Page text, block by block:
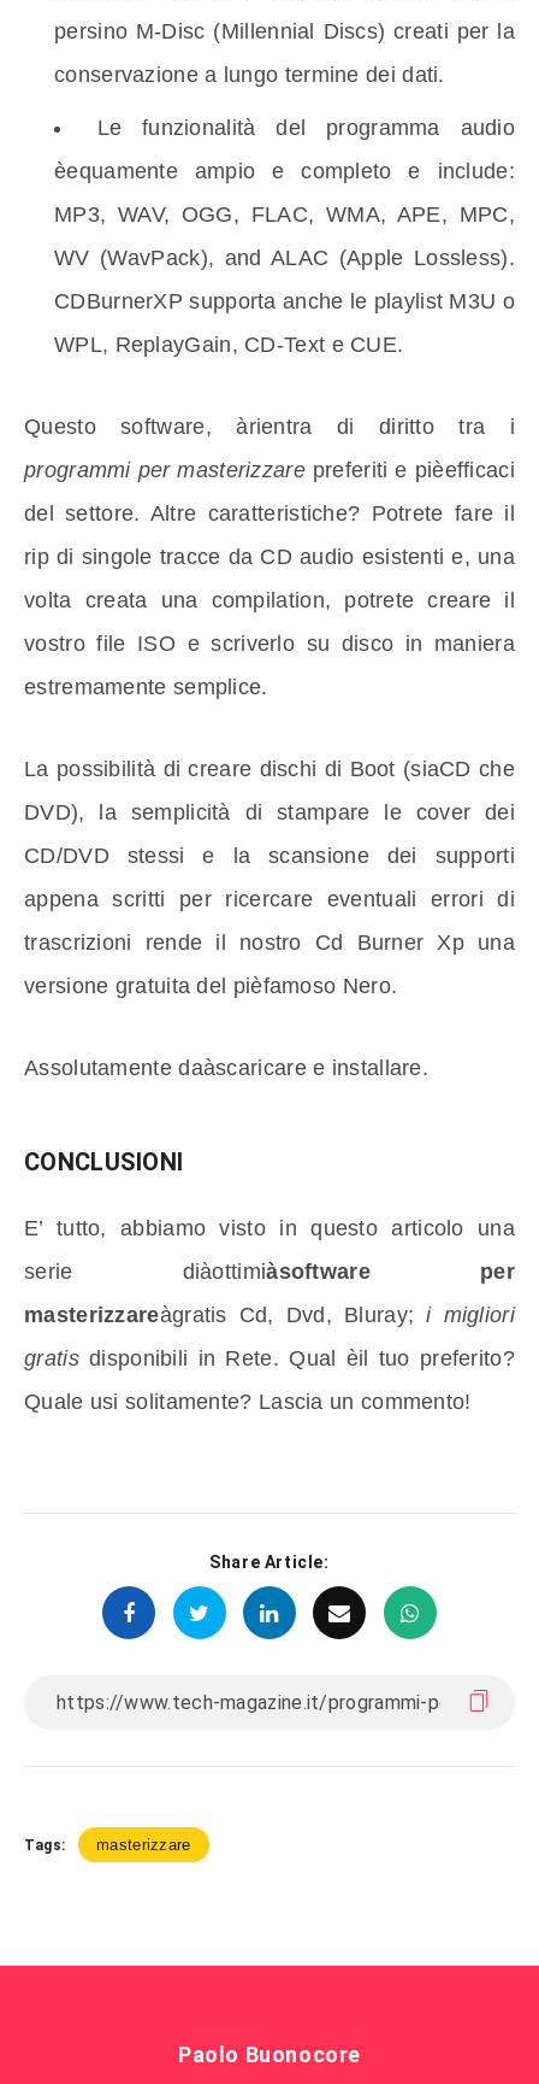
persino M-Disc (Millennial Discs) creati per la
conservazione a lungo termine dei dati.
Le funzionalità del programma audio
èequamente ampio e completo e include:
MP3, WAV, OGG, FLAC, WMA, APE, MPC,
WV (WavPack), and ALAC (Apple Lossless).
CDBurnerXP supporta anche le playlist M3U o
WPL, ReplayGain, CD-Text e CUE.
Questo software, àrientra di diritto tra i
programmi per masterizzare preferiti e pièefficaci
del settore. Altre caratteristiche? Potrete fare il
rip di singole tracce da CD audio esistenti e, una
volta creata una compilation, potrete creare il
vostro file ISO e scriverlo su disco in maniera
estremamente semplice.
La possibilità di creare dischi di Boot (siaCD che
DVD), la semplicità di stampare le cover dei
CD/DVD stessi e la scansione dei supporti
appena scritti per ricercare eventuali errori di
trascrizioni rende il nostro Cd Burner Xp una
versione gratuita del pièfamoso Nero.
Assolutamente daàscaricare e installare.
CONCLUSIONI
E’ tutto, abbiamo visto in questo articolo una
serie diàottimiàsoftware per
masterizzareàgratis Cd, Dvd, Bluray; i migliori
gratisdisponibili in Rete. Qual èil tuo preferito?
Quale usi solitamente? Lascia un commento!
Share Article:
Tags: masterizzare
Paolo Buonocore